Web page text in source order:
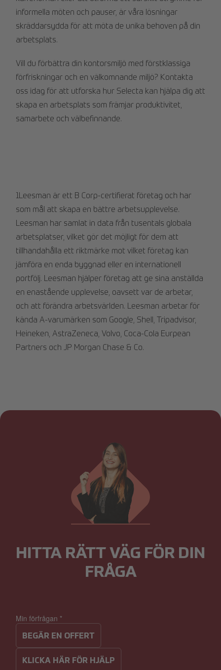
informella möten och pauser, är våra lösningar
skräddarsydda för att möta de unika behoven på din
arbetsplats.
Vill du förbättra din kontorsmiljö med förstklassiga
förfriskningar och en välkomnande miljö? Kontakta
oss idag för att utforska hur Selecta kan hjälpa dig att
skapa en arbetsplats som främjar produktivitet,
samarbete och välbefinnande.
1Leesman är ett B Corp-certifierat företag och har
som mål att skapa en bättre arbetsupplevelse.
Leesman har samlat in data från tusentals globala
arbetsplatser, vilket gör det möjligt för dem att
tillhandahålla ett riktmärke mot vilket företag kan
jämföra en enda byggnad eller en internationell
portfölj. Leesman hjälper företag att ge sina anställda
en enastående upplevelse, oavsett var de arbetar,
och att förändra arbetsvärlden. Leesman arbetar för
kända A-varumärken som Google, Shell, Tripadvisor,
Heineken, AstraZeneca, Volvo, Coca-Cola Eurpean
Partners och JP Morgan Chase & Co.
Min förfrågan *
BEGÄR EN OFFERT
KLICKA HÄR FÖR HJÄLP
HITTA RÄTT VÄG FÖR DIN
FRÅGA​